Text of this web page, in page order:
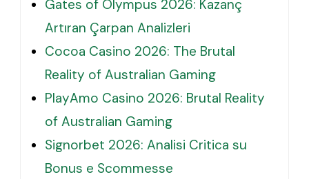
Gates of Olympus 2026: Kazanç
Artıran Çarpan Analizleri
Cocoa Casino 2026: The Brutal
Reality of Australian Gaming
PlayAmo Casino 2026: Brutal Reality
of Australian Gaming
Signorbet 2026: Analisi Critica su
Bonus e Scommesse